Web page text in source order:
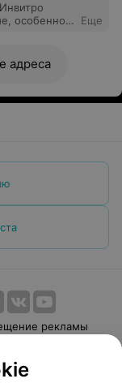
особенно
с
пришли
Еще
адреса
рекламы
оплаты